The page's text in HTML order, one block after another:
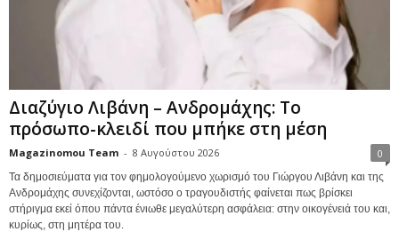
Διαζύγιο Λιβάνη – Ανδρομάχης: Το
πρόσωπο-κλειδί που μπήκε στη μέση
Magazinomou Team - 8 Αυγούστου 2026 0
Τα δημοσιεύματα για τον φημολογούμενο χωρισμό του Γιώργου Λιβάνη και της
Ανδρομάχης συνεχίζονται, ωστόσο ο τραγουδιστής φαίνεται πως βρίσκει
στήριγμα εκεί όπου πάντα ένιωθε μεγαλύτερη ασφάλεια: στην οικογένειά του και,
κυρίως, στη μητέρα του.